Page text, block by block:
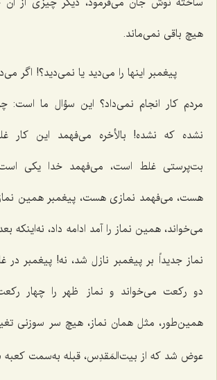
هیچ باقی نمی‌ماند.
پیغمبر اینها را می‌دید یا نمی‌دید؟! اگر
مردم کار انجام نمی‌داد؟ این سؤال ما است:
نشده که نشده! بالأخره می‌فهمد این کار
بت‌پرستی غلط است، می‌فهمد خدا یکی
هست، می‌فهمد نمازی هست، پیغمبر همین
می‌خواند، همین نماز را آمد ادامه داد، نه‌اینکه
نماز جدیداً بر پیغمبر نازل شد، نه! پیغمبر در
دو رکعت می‌خواند و نماز ظهر را چهار
همین‌طور، مثل همان نماز، هیچ سر سوزنی
عوض شد که از بیت‌المَقدِس، قبله به‌سمت کعبه